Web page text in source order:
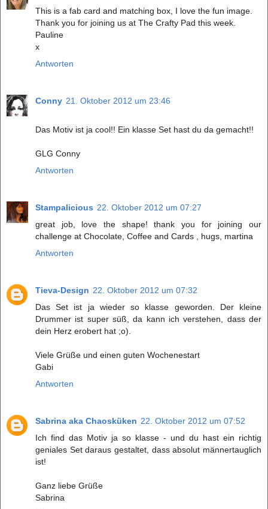
This is a fab card and matching box, I love the fun image.
Thank you for joining us at The Crafty Pad this week.
Pauline
x
Antworten
Conny 21. Oktober 2012 um 23:46
Das Motiv ist ja cool!! Ein klasse Set hast du da gemacht!!
GLG Conny
Antworten
Stampalicious 22. Oktober 2012 um 07:27
great job, love the shape! thank you for joining our
challenge at Chocolate, Coffee and Cards , hugs, martina
Antworten
Tieva-Design 22. Oktober 2012 um 07:32
Das Set ist ja wieder so klasse geworden. Der kleine
Drummer ist super süß, da kann ich verstehen, dass der
dein Herz erobert hat ;o).
Viele Grüße und einen guten Wochenestart
Gabi
Antworten
Sabrina aka Chaosküken 22. Oktober 2012 um 07:52
Ich find das Motiv ja so klasse - und du hast ein richtig
geniales Set daraus gestaltet, dass absolut männertauglich
ist!
Ganz liebe Grüße
Sabrina